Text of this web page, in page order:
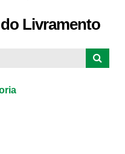
Livramento